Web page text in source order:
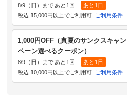
8/9（日）まで あと1回
あと1日
税込 15,000円以上でご利用可 ご利用条件
1,000円OFF（真夏のサンクスキャン
ペーン選べるクーポン）
8/9（日）まで あと1回
あと1日
税込 10,000円以上でご利用可 ご利用条件